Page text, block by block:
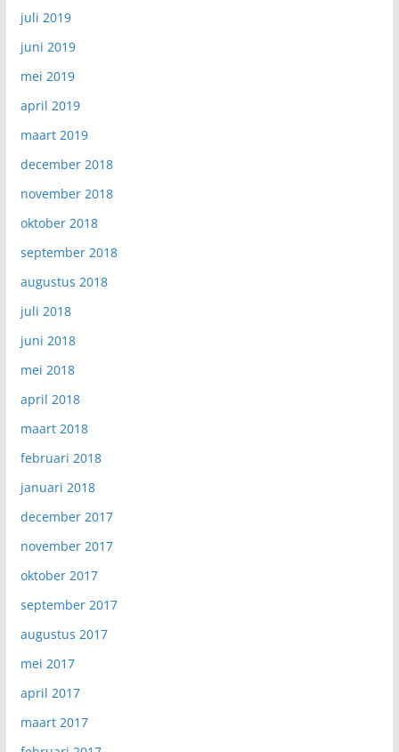
juli 2019
juni 2019
mei 2019
april 2019
maart 2019
december 2018
november 2018
oktober 2018
september 2018
augustus 2018
juli 2018
juni 2018
mei 2018
april 2018
maart 2018
februari 2018
januari 2018
december 2017
november 2017
oktober 2017
september 2017
augustus 2017
mei 2017
april 2017
maart 2017